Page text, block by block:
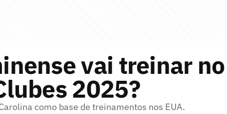
vai treinar no
2025?
como base de treinamentos nos EUA.